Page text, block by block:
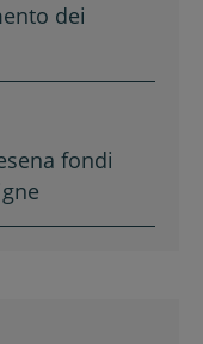
dei
fondi